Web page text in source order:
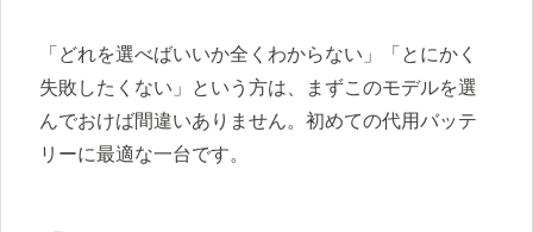
「どれを選べばいいか全くわからない」「とにかく
失敗したくない」という方は、まずこのモデルを選
んでおけば間違いありません。初めての代用バッテ
リーに最適な一台です。